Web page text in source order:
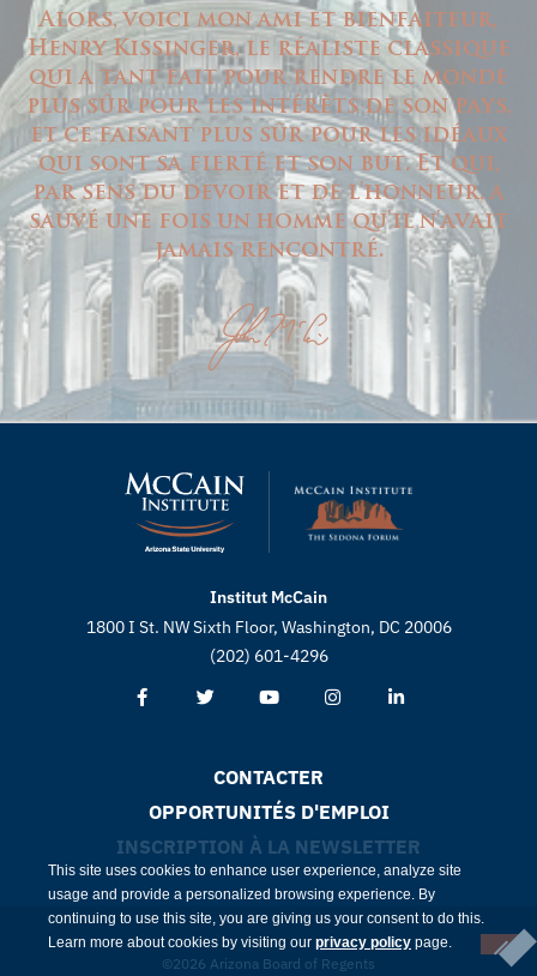
Alors, voici mon ami et bienfaiteur,
Henry Kissinger, le réaliste classique
qui a tant fait pour rendre le monde
plus sûr pour les intérêts de son pays,
et ce faisant plus sûr pour les idéaux
qui sont sa fierté et son but. Et qui,
par sens du devoir et de l'honneur, a
sauvé une fois un homme qu'il n'avait
jamais rencontré.
Institut McCain
1800 I St. NW Sixth Floor, Washington, DC 20006
(202) 601-4296
CONTACTER
OPPORTUNITÉS D'EMPLOI
INSCRIPTION À LA NEWSLETTER
©2026 Arizona Board of Regents
This site uses cookies to enhance user experience, analyze site
usage and provide a personalized browsing experience. By
continuing to use this site, you are giving us your consent to do this.
Learn more about cookies by visiting our privacy policy page.